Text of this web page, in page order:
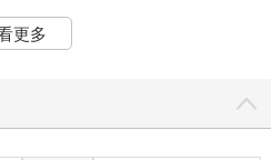
蛋、兩片火腿、一條煎得脆脆的
呀。
有一種鼓舞訊息。
更多